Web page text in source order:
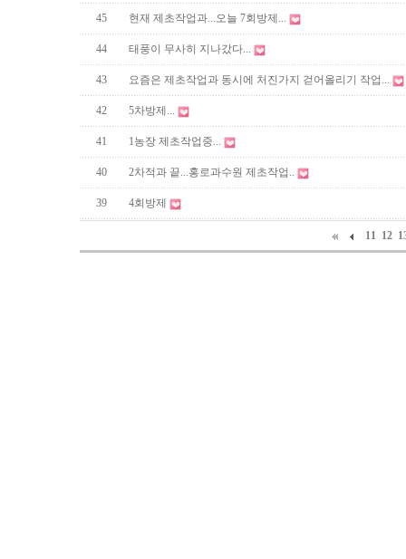
45 현재 제초작업과...오늘 7회방제...
44 태풍이 무사히 지나갔다...
43 요즘은 제초작업과 동시에 처진가지 걷어올리기 작업...
42 5차방제...
41 1농장 제초작업중...
40 2차적과 끝...홍로과수원 제초작업..
39 4회방제
11 12